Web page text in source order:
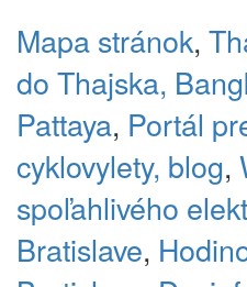
Mapa stránok,
do Thajska,
Pattaya, Portál
cyklovylety, blog,
spoľahlivého
Bratislave,